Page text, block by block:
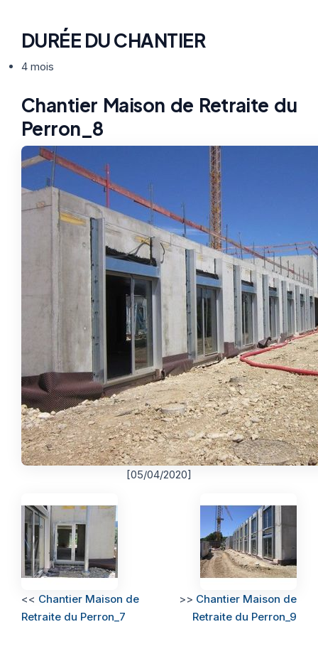
DURÉE DU CHANTIER
4 mois
Chantier Maison de Retraite du
Perron_8
[05/04/2020]
<< Chantier Maison de
Retraite du Perron_7
>> Chantier Maison de
Retraite du Perron_9